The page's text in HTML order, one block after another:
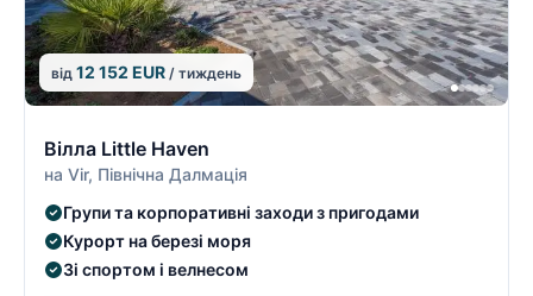
від 12 152 EUR / тиждень
Вілла Little Haven
на Vir, Північна Далмація
Групи та корпоративні заходи з пригодами
Курорт на березі моря
Зі спортом і велнесом